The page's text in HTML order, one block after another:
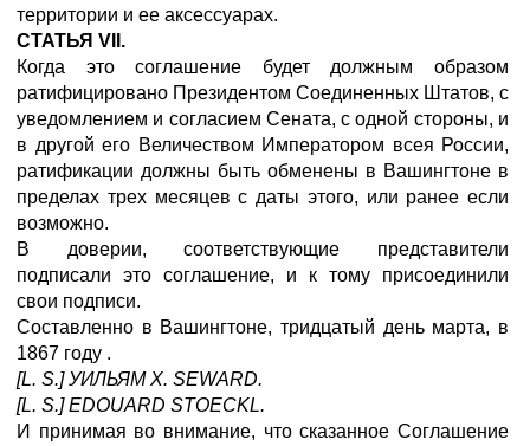
территории и ее аксессуарах.
СТАТЬЯ VII.
Когда это соглашение будет должным образом
ратифицировано Президентом Соединенных Штатов, с
уведомлением и согласием Сената, с одной стороны, и
в другой его Величеством Императором всея России,
ратификации должны быть обменены в Вашингтоне в
пределах трех месяцев с даты этого, или ранее если
возможно.
В доверии, соответствующие представители
подписали это соглашение, и к тому присоединили
свои подписи.
Составленно в Вашингтоне, тридцатый день марта, в
1867 году .
[L. S.] УИЛЬЯМ Х. SEWARD.
[L. S.] EDOUARD STOECKL.
И принимая во внимание, что сказанное Соглашение